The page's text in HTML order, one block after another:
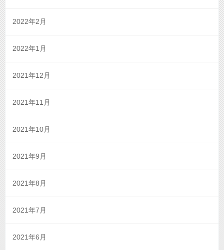
2022年2月
2022年1月
2021年12月
2021年11月
2021年10月
2021年9月
2021年8月
2021年7月
2021年6月